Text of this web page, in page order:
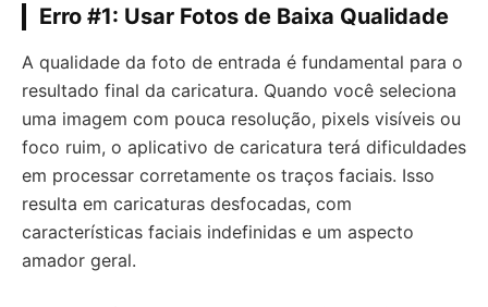
Erro #1: Usar Fotos de Baixa Qualidade
A qualidade da foto de entrada é fundamental para o
resultado final da caricatura. Quando você seleciona
uma imagem com pouca resolução, pixels visíveis ou
foco ruim, o aplicativo de caricatura terá dificuldades
em processar corretamente os traços faciais. Isso
resulta em caricaturas desfocadas, com
características faciais indefinidas e um aspecto
amador geral.